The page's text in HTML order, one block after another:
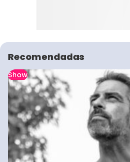
Recomendadas
Show